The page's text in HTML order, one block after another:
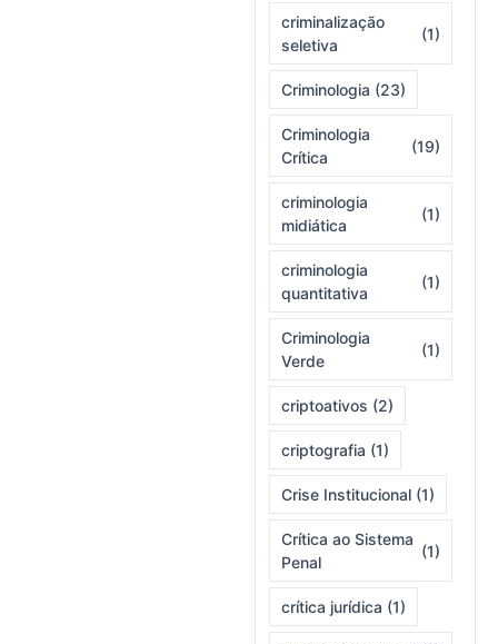
criminalização
seletiva
(1)
Criminologia (23)
Criminologia
Crítica
(19)
criminologia
midiática
(1)
criminologia
quantitativa
(1)
Criminologia
Verde
(1)
criptoativos (2)
criptografia (1)
Crise Institucional (1)
Crítica ao Sistema
Penal
(1)
crítica jurídica (1)